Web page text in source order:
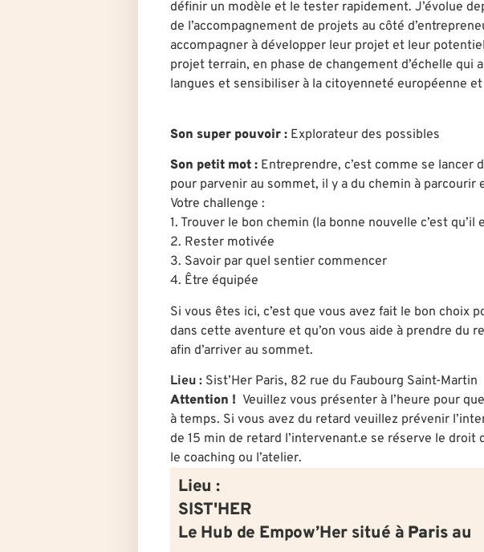
définir un modèle et le tester rapidement. J’évolue
de l’accompagnement de projets au côté
accompagner à développer leur projet et leur
projet terrain, en phase de changement d’échelle qui
langues et sensibiliser à la citoyenneté européenne
Son super pouvoir : Explorateur des possibles
Son petit mot : Entreprendre, c’est comme se lancer
pour parvenir au sommet, il y a du chemin à parcourir
Votre challenge :
1. Trouver le bon chemin (la bonne nouvelle c’est
2. Rester motivée
3. Savoir par quel sentier commencer
4. Être équipée
Si vous êtes ici, c’est que vous avez fait le bon choix
dans cette aventure et qu’on vous aide à prendre du
afin d’arriver au sommet.
Lieu : Sist’Her Paris, 82 rue du Faubourg Saint-Martin
Attention ! Veuillez vous présenter à l’heure pour
à temps. Si vous avez du retard veuillez prévenir
de 15 min de retard l’intervenant.e se réserve le droit
le coaching ou l’atelier.
Lieu :
SIST'HER
Le Hub de Empow’Her situé à Paris au